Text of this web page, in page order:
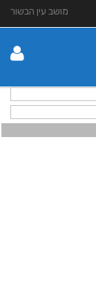
מושב עין הבשור